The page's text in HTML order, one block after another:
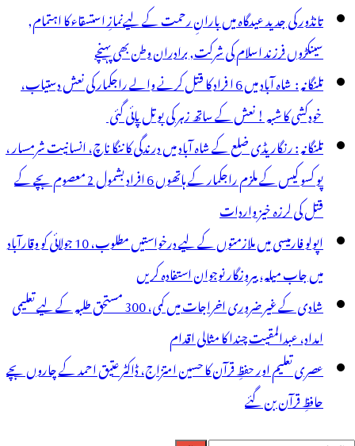
تانڈور کی جدید عیدگاہ میں بارانِ رحمت کے لیےنمازِ استسقاء کا اہتمام,
سینکڑوں فرزند اسلام کی شرکت, برادران وطن بھی پہنچے
تلنگانہ : شاہ آباد میں 6 ا فراد کا قتل کرنے والے راجکمار کی نعش دستیاب،
خودکشی کا شبہ ! نعش کے ساتھ زہر کی بوتل پائی گئی
تلنگانہ : رنگاریڈی ضلع کے شاہ آباد میں درندگی کا ننگا ناچ، انسانیت شرمسار ،
پو کسو کیس کے ملزم راجکمار کے ہاتھوں 6 افراد بشمول 2 معصوم بچے کے
قتل کی لرزہ خیز واردات
اپولو فارمیسی میں ملازمتوں کے لیے درخواستیں مطلوب، 10 جولائی کو وقارآباد
میں جاب میلہ، بیروزگار نوجوان استفادہ کریں
شادی کے غیر ضروری اخراجات میں کمی، 300 مستحق طلبہ کے لیے تعلیمی
امداد، عبدالمقیت چندا کا مثالی اقدام
عصری تعلیم اور حفظِ قرآن کا حسین امتزاج، ڈاکٹر عتیق احمد کے چاروں بچے
حافظِ قرآن بن گئے